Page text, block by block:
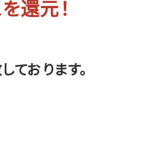
還元！
おります。